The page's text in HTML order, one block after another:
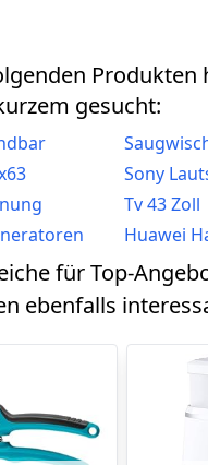
Produkten
gesucht:
Sony
Tv 43 Zoll
Huawei
für Top-
ebenfalls